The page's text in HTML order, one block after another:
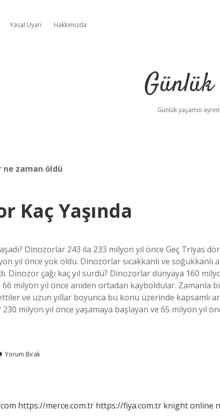
Yasal Uyarı Hakkımızda
Günlük yaşamın
ne zaman öldü
Kaç Yaşında
Dinozorlar 243 ila 233 milyon yıl önce Geç Triyas
yıl önce yok oldu. Dinozorlar sıcakkanlı ve soğukkanlı
Dinozor çağı kaç yıl sürdü? Dinozorlar dünyaya 160
66 milyon yıl önce aniden ortadan kayboldular. Zamanla
ve uzun yıllar boyunca bu konu üzerinde kapsamlı
230 milyon yıl önce yaşamaya başlayan ve 65 milyon yıl
Yorum Bırak
https://merce.com.tr https://fiya.com.tr knight online